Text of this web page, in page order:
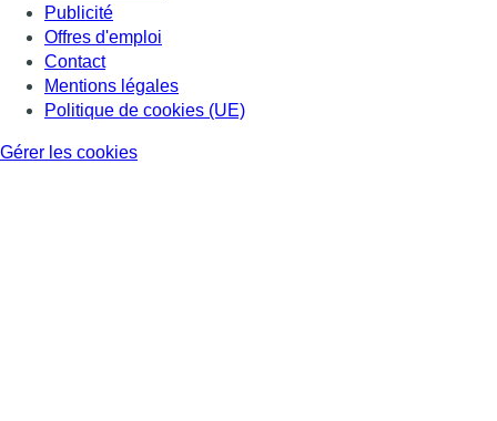
Publicité
Offres d'emploi
Contact
Mentions légales
Politique de cookies (UE)
Gérer les cookies